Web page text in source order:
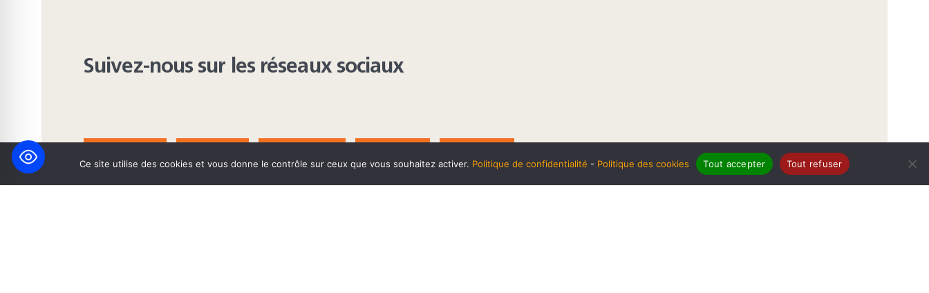
Suivez-nous sur les réseaux sociaux
Ce site utilise des cookies et vous donne le contrôle sur ceux que vous souhaitez activer. Politique de confidentialité - Politique des cookies Tout accepter Tout refuser